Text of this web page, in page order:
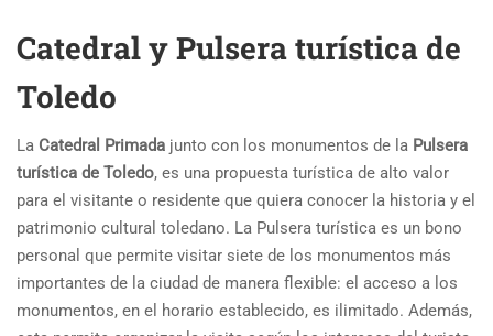
Catedral y Pulsera turística de
Toledo
La Catedral Primada junto con los monumentos de la Pulsera
turística de Toledo, es una propuesta turística de alto valor
para el visitante o residente que quiera conocer la historia y el
patrimonio cultural toledano. La Pulsera turística es un bono
personal que permite visitar siete de los monumentos más
importantes de la ciudad de manera flexible: el acceso a los
monumentos, en el horario establecido, es ilimitado. Además,